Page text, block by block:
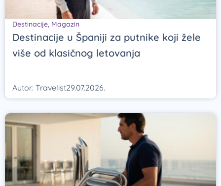
Destinacije, Magazin
Destinacije u Španiji za putnike koji žele
više od klasičnog letovanja
Autor: Travelist29.07.2026.